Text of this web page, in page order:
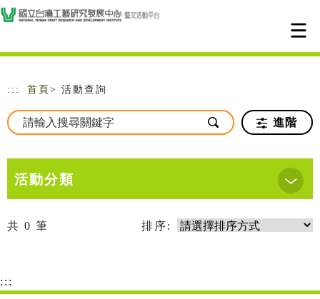
跳到主要內容
網站導覽
::: 首頁 > 活動查詢
進階
活動分類
共 0 筆 排序:
:::